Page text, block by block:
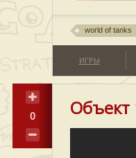
world of tanks
ИГРЫ
0 Объект